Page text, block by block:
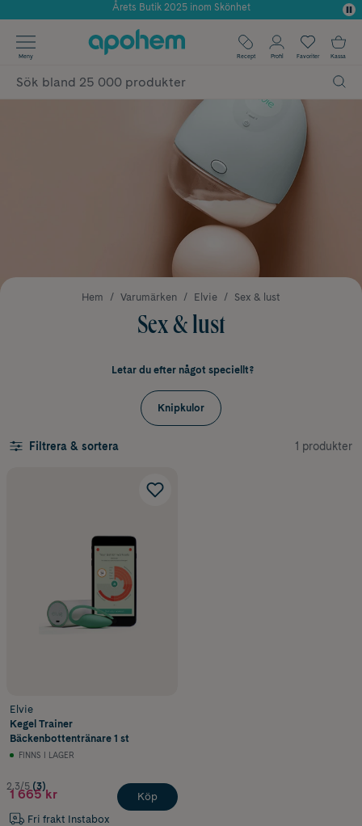
✓ Fri frakt
✓ Poäng på alla köp*
Meny Recept Profil Favoriter Kassa
Hem Varumärken Elvie Sex & lust
Sex & lust
Letar du efter något speciellt?
Knipkulor
Filtrera & sortera 1 produkter
Elvie
Kegel Trainer
Bäckenbottentränare 1 st
FINNS I LAGER
2.3/5 (3)
1 665 kr
Fri frakt Instabox
Köp